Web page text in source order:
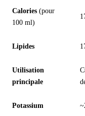
Calories (pour
100 ml)
Lipides
Utilisation
principale
Potassium